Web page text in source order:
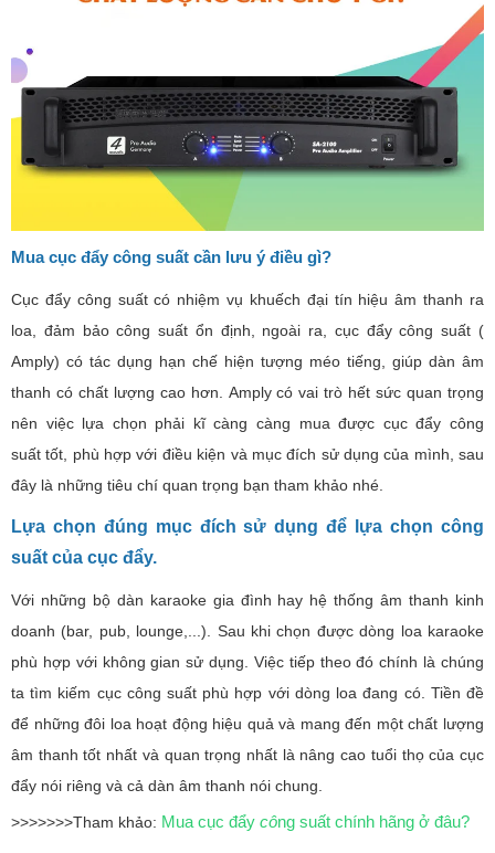
Mua cục đẩy công suất cần lưu ý điều gì?
Cục đẩy công suất có nhiệm vụ khuếch đại tín hiệu âm thanh ra
loa, đảm bảo công suất ổn định, ngoài ra, cục đẩy công suất (
Amply) có tác dụng hạn chế hiện tượng méo tiếng, giúp dàn âm
thanh có chất lượng cao hơn. Amply có vai trò hết sức quan trọng
nên việc lựa chọn phải kĩ càng càng mua được cục đẩy công
suất tốt, phù hợp với điều kiện và mục đích sử dụng của mình, sau
đây là những tiêu chí quan trọng bạn tham khảo nhé.
Lựa chọn đúng mục đích sử dụng để lựa chọn công
suất của cục đẩy.
Với những bộ dàn karaoke gia đình hay hệ thống âm thanh kinh
doanh (bar, pub, lounge,...). Sau khi chọn được dòng loa karaoke
phù hợp với không gian sử dụng. Việc tiếp theo đó chính là chúng
ta tìm kiếm cục công suất phù hợp với dòng loa đang có. Tiền đề
để những đôi loa hoạt động hiệu quả và mang đến một chất lượng
âm thanh tốt nhất và quan trọng nhất là nâng cao tuổi thọ của cục
đẩy nói riêng và cả dàn âm thanh nói chung.
>>>>>>>Tham khảo: Mua cục đẩy công suất chính hãng ở đâu?